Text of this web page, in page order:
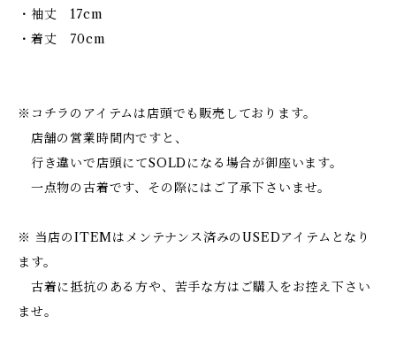
・袖丈 17cm
・着丈 70cm
※コチラのアイテムは店頭でも販売しております。
店舗の営業時間内ですと、
行き違いで店頭にてSOLDになる場合が御座います。
一点物の古着です、その際にはご了承下さいませ。
※ 当店のITEMはメンテナンス済みのUSEDアイテムとなり
ます。
古着に抵抗のある方や、苦手な方はご購入をお控え下さい
ませ。